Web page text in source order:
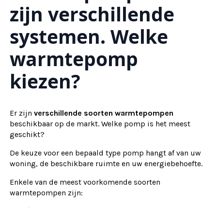
zijn verschillende
systemen. Welke
warmtepomp
kiezen?
Er zijn verschillende soorten warmtepompen
beschikbaar op de markt. Welke pomp is het meest
geschikt?
De keuze voor een bepaald type pomp hangt af van uw
woning, de beschikbare ruimte en uw energiebehoefte.
Enkele van de meest voorkomende soorten
warmtepompen zijn: